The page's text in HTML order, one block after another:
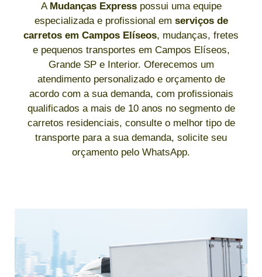
A Mudanças Expresspossui uma equipe
especializada e profissional em serviços de
carretos em Campos Elíseos, mudanças, fretes
e pequenos transportes em Campos Elíseos,
Grande SP e Interior. Oferecemos um
atendimento personalizado e orçamento de
acordo com a sua demanda, com profissionais
qualificados a mais de 10 anos no segmento de
carretos residenciais, consulte o melhor tipo de
transporte para a sua demanda, solicite seu
orçamento pelo WhatsApp.